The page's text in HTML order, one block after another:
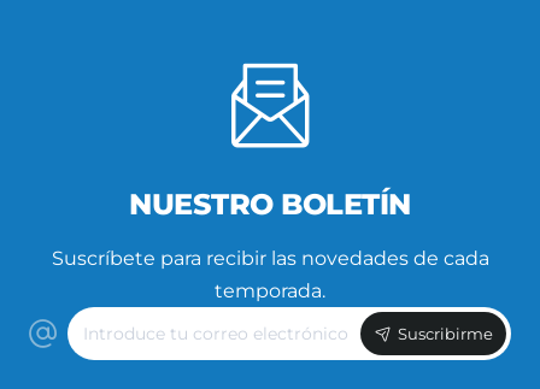
NUESTRO BOLETÍN
Suscríbete para recibir las novedades de cada
temporada.
Introduce
tu
correo
Suscribirme